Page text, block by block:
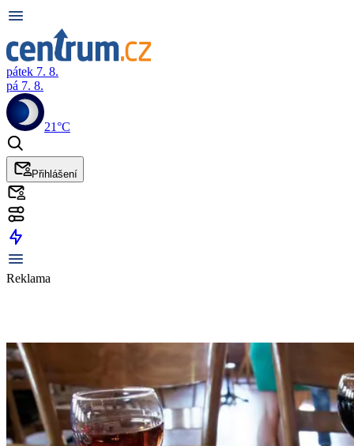
pátek 7. 8.
pá 7. 8.
21°C
Přihlášení
Reklama